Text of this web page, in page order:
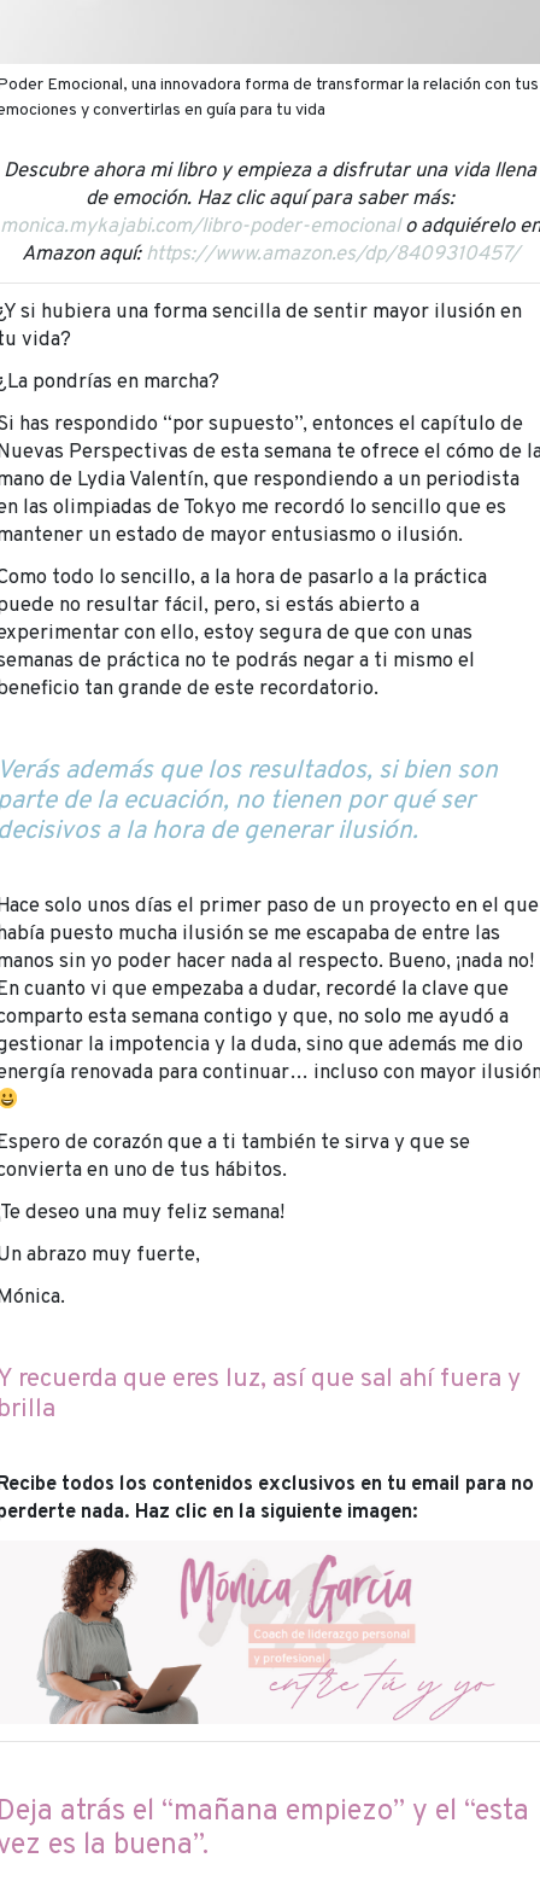
Emocional, una innovadora forma de transformar la relación con tus
y convertirlas en guía para tu vida
Descubre ahora mi libro y empieza a disfrutar una vida llena
de emoción. Haz clic aquí para saber más:
monica.mykajabi.com/libro-poder-emocionalo adquiérelo en
Amazon aquí:https://www.amazon.es/dp/8409310457/
si hubiera una forma sencilla de sentir mayor ilusión en
vida?
pondrías en marcha?
has respondido “por supuesto”, entonces el capítulo de
Perspectivas de esta semana te ofrece el cómo de
de Lydia Valentín, que respondiendo a un periodista
las olimpiadas de Tokyo me recordó lo sencillo que es
un estado de mayor entusiasmo o ilusión.
todo lo sencillo, a la hora de pasarlo a la práctica
no resultar fácil, pero, si estás abierto a
con ello, estoy segura de que con unas
de práctica no te podrás negar a ti mismo el
tan grande de este recordatorio.
además que los resultados, si bien son
de la ecuación, no tienen por qué ser
a la hora de generar ilusión.
solo unos días el primer paso de un proyecto en el que
puesto mucha ilusión se me escapaba de entre las
sin yo poder hacer nada al respecto. Bueno, ¡nada no!
cuanto vi que empezaba a dudar, recordé la clave que
esta semana contigo y que, no solo me ayudó a
la impotencia y la duda, sino que además me dio
renovada para continuar… incluso con mayor
de corazón que a ti también te sirva y que se
en uno de tus hábitos.
deseo una muy feliz semana!
abrazo muy fuerte,
recuerda que eres luz, así que sal ahí fuera y
todos los contenidos exclusivos en tu email para no
nada. Haz clic en la siguiente imagen:
atrás el “mañana empiezo” y el “esta
es la buena”.